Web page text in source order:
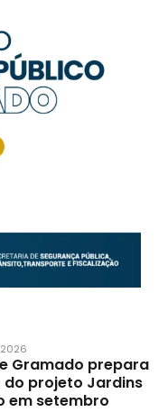
Gramado prepara
projeto Jardins
em setembro